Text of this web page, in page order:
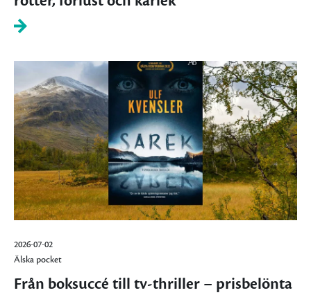
2026-07-02
Älska pocket
Från boksuccé till tv-thriller – prisbelönta